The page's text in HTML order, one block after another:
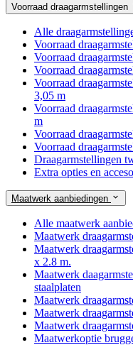
Voorraad draagarmstellingen
Alle
Voorraad
Voorraad
Voorraad
Voorraad
3,05 m
Voorraad
m
Voorraad
Voorraad
Draagarmstellingen
Extra opties en
Maatwerk aanbiedingen
Alle maatwerk
Maatwerk
Maatwerk
x 2.8 m.
Maatwerk
staalplaten
Maatwerk
Maatwerk
Maatwerk
Maatwerkoptie